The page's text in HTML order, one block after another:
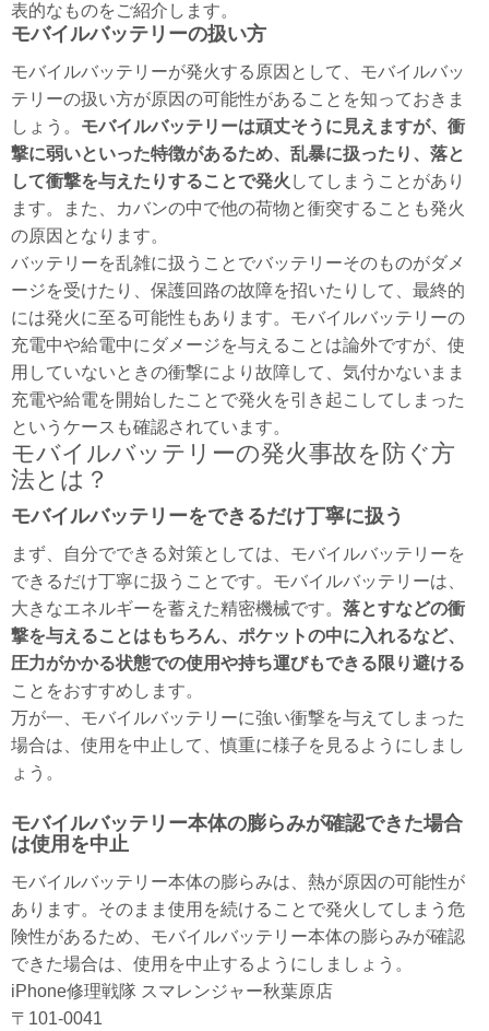
表的なものをご紹介します。
モバイルバッテリーの扱い方
モバイルバッテリーが発火する原因として、モバイルバッ
テリーの扱い方が原因の可能性があることを知っておきま
しょう。 モバイルバッテリーは頑丈そうに見えますが、衝
撃に弱いといった特徴があるため、乱暴に扱ったり、落と
して衝撃を与えたりすることで発火 してしまうことがあり
ます。また、カバンの中で他の荷物と衝突することも発火
の原因となります。
バッテリーを乱雑に扱うことでバッテリーそのものがダメ
ージを受けたり、保護回路の故障を招いたりして、最終的
には発火に至る可能性もあります。モバイルバッテリーの
充電中や給電中にダメージを与えることは論外ですが、使
用していないときの衝撃により故障して、気付かないまま
充電や給電を開始したことで発火を引き起こしてしまった
というケースも確認されています。
モバイルバッテリーの発火事故を防ぐ方
法とは？
モバイルバッテリーをできるだけ丁寧に扱う
まず、自分でできる対策としては、モバイルバッテリーを
できるだけ丁寧に扱うことです。モバイルバッテリーは、
大きなエネルギーを蓄えた精密機械です。 落とすなどの衝
撃を与えることはもちろん、ポケットの中に入れるなど、
圧力がかかる状態での使用や持ち運びもできる限り避ける
ことをおすすめします。
万が一、モバイルバッテリーに強い衝撃を与えてしまった
場合は、使用を中止して、慎重に様子を見るようにしまし
ょう。
モバイルバッテリー本体の膨らみが確認できた場合
は使用を中止
モバイルバッテリー本体の膨らみは、熱が原因の可能性が
あります。そのまま使用を続けることで発火してしまう危
険性があるため、モバイルバッテリー本体の膨らみが確認
できた場合は、使用を中止するようにしましょう。
iPhone修理戦隊 スマレンジャー秋葉原店
〒101-0041